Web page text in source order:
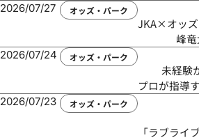
2026/07/27 オッズ・パーク
JKA×オッズ
峰
2026/07/24 オッズ・パーク
未経験
プロが指導
2026/07/23 オッズ・パーク
「ラブライ